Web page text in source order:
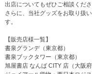
出店についてもぜひご相談くださ
さらに、当社グッズをお取り扱
す。
【販売店様一覧】
書泉グランデ（東京都）
書泉ブックタワー（東京都）
旭屋書店 なんば CITY 店（大阪府